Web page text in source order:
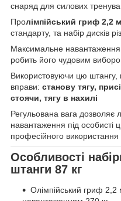
снаряд для силових
Пролімпійський гриф 2,2 м
стандарту, та набір дисків
Максимальне
робить його чудовим
Використовуючи цю штангу,
вправи: станову тягу,
стоячи, тягу в нахилі
Регульована вага дозволяє
навантаження під особисті
професійного використання
Особливості
штанги 87 кг
Олімпійський гриф